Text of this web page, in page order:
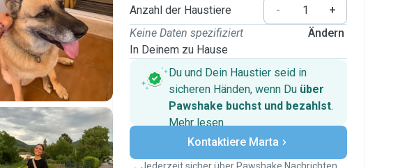
Anzahl der Haustiere -
+
Keine Daten spezifiziert
In Deinem zu Hause
Ändern
Du und Dein Haustier seid in
sicheren Händen, wenn Du über
Pawshake buchst und bezahlst.
Mehr lesenSichere Zahlungen
Unterstützung, falls sich Deine
Kontaktiere Marta